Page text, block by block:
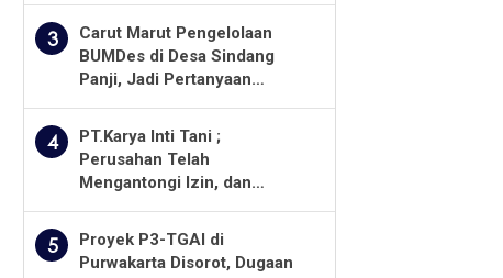
Pekerjaan Diawasi Ketat
3
Carut Marut Pengelolaan
BUMDes di Desa Sindang
Panji, Jadi Pertanyaan
4
PT.Karya Inti Tani ;
Perusahan Telah
Mengantongi Izin, dan
Aturan Yang Berlaku
5
Proyek P3-TGAI di
Purwakarta Disorot, Dugaan